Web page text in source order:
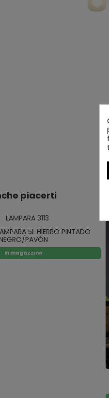
piacerti
5L HIERRO PINTADO
PAVÓN
In magazzino